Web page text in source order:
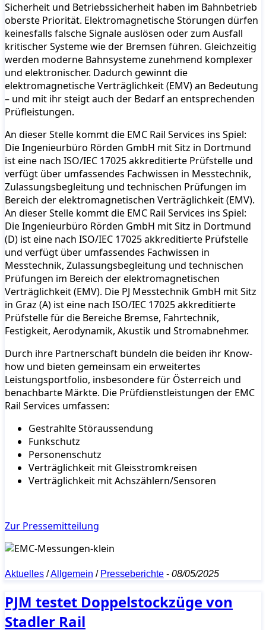
Sicherheit und Betriebssicherheit haben im Bahnbetrieb
oberste Priorität. Elektromagnetische Störungen dürfen
keinesfalls falsche Signale auslösen oder zum Ausfall
kritischer Systeme wie der Bremsen führen. Gleichzeitig
werden moderne Bahnsysteme zunehmend komplexer
und elektronischer. Dadurch gewinnt die
elektromagnetische Verträglichkeit (EMV) an Bedeutung
– und mit ihr steigt auch der Bedarf an entsprechenden
Prüfleistungen.
An dieser Stelle kommt die EMC Rail Services ins Spiel:
Die Ingenieurbüro Rörden GmbH mit Sitz in Dortmund
ist eine nach ISO/IEC 17025 akkreditierte Prüfstelle und
verfügt über umfassendes Fachwissen in Messtechnik,
Zulassungsbegleitung und technischen Prüfungen im
Bereich der elektromagnetischen Verträglichkeit (EMV).
An dieser Stelle kommt die EMC Rail Services ins Spiel:
Die Ingenieurbüro Rörden GmbH mit Sitz in Dortmund
(D) ist eine nach ISO/IEC 17025 akkreditierte Prüfstelle
und verfügt über umfassendes Fachwissen in
Messtechnik, Zulassungsbegleitung und technischen
Prüfungen im Bereich der elektromagnetischen
Verträglichkeit (EMV). Die PJ Messtechnik GmbH mit Sitz
in Graz (A) ist eine nach ISO/IEC 17025 akkreditierte
Prüfstelle für die Bereiche Bremse, Fahrtechnik,
Festigkeit, Aerodynamik, Akustik und Stromabnehmer.
Durch ihre Partnerschaft bündeln die beiden ihr Know-
how und bieten gemeinsam ein erweitertes
Leistungsportfolio, insbesondere für Österreich und
benachbarte Märkte. Die Prüfdienstleistungen der EMC
Rail Services umfassen:
Gestrahlte Störaussendung
Funkschutz
Personenschutz
Verträglichkeit mit Gleisstromkreisen
Verträglichkeit mit Achszählern/Sensoren
Zur Pressemitteilung
Aktuelles /Allgemein / Presseberichte - 08/05/2025
PJM testet Doppelstockzüge von
Stadler Rail